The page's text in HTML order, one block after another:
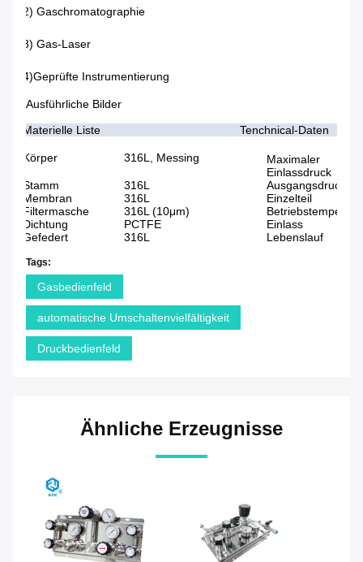
2) Gaschromatographie
3) Gas-Laser
4)Geprüfte Instrumentierung
Ausführliche Bilder
Materielle Liste
Tenchnical-Daten
Körper 316L, Messing
Maximaler
Einlassdruck
Stamm
316L
Ausgangsdruck
Membran
316L
Einzelteil
Filtermasche
316L (10μm)
Dichtung
PCTFE
Einlass
Gefedert
316L Lebenslauf
Tags:
Gasbedienfeld
automatische Umschaltenvielfältigkeit
Druckbedienfeld
Ähnliche Erzeugnisse